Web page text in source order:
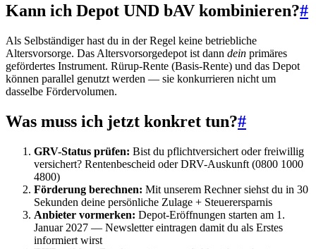
Kann ich Depot UND bAV kombinieren?#
Als Selbständiger hast du in der Regel keine betriebliche
Altersvorsorge. Das Altersvorsorgedepot ist dann dein primäres
gefördertes Instrument. Rürup-Rente (Basis-Rente) und das Depot
können parallel genutzt werden — sie konkurrieren nicht um
dasselbe Fördervolumen.
Was muss ich jetzt konkret tun?#
GRV-Status prüfen: Bist du pflichtversichert oder freiwillig
versichert? Rentenbescheid oder DRV-Auskunft (0800 1000
4800)
Förderung berechnen: Mit unserem Rechner siehst du in 30
Sekunden deine persönliche Zulage + Steuerersparnis
Anbieter vormerken: Depot-Eröffnungen starten am 1.
Januar 2027 — Newsletter eintragen damit du als Erstes
informiert wirst